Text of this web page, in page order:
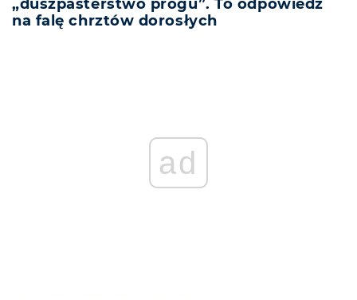
„duszpasterstwo progu”. To odpowiedź
na falę chrztów dorosłych
ad